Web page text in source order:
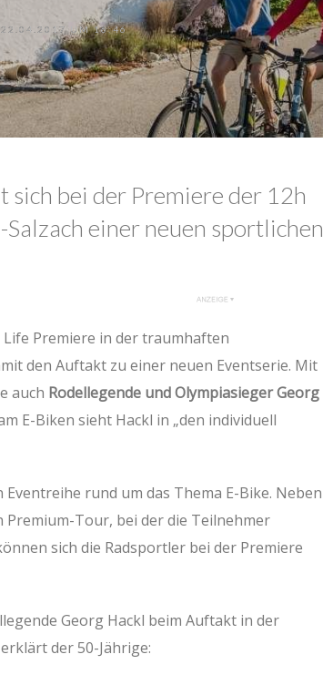
22.04.2017 UM 16:46
sich bei der Premiere der 12h
einer neuen sportlichen
Life Premiere in der traumhaften
den Auftakt zu einer neuen Eventserie. Mit
auch Rodellegende und Olympiasieger Georg
E-Biken sieht Hackl in „den individuell
rund um das Thema E-Bike. Neben
Tour, bei der die Teilnehmer
sich die Radsportler bei der Premiere
Georg Hackl beim Auftakt in der
der 50-Jährige: